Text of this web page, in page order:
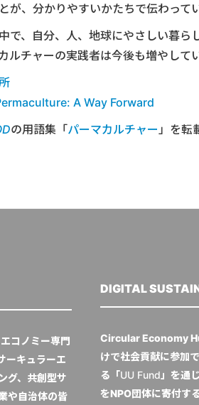
、分かりやすいかたちで伝わって
で、自分、人、地球にやさしい暮ら
ルチャーの実践者は今後も増やして
A Way Forward
の用語集「パーマカルチャー 」を転
コノミー専門
ーキュラーエ
グ、共創型サ
や自治体の皆
DIGITAL
Circular Economy
けで社会貢献に参加
る「UU Fund 」を通
をNPO団体に寄付す